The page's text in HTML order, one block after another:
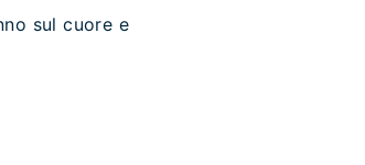
sul cuore e